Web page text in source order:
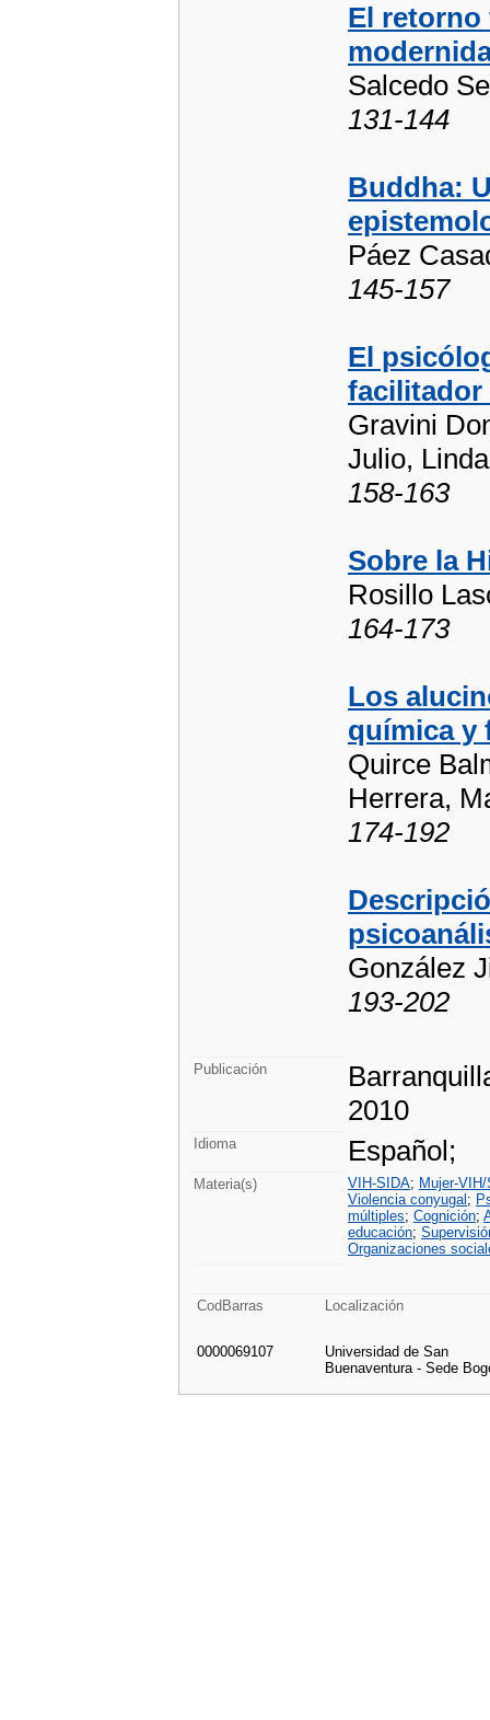
El retorno
Salcedo
131-144
Buddha:
Páez
145-157
El
facilitador
Gravini
Julio, Linda
158-163
Sobre la
Rosillo
164-173
Los
química y
Quirce
Herrera,
174-192
González
193-202
Publicación
2010
Idioma Español;
Materia(s) VIH-SIDA; Mujer-
Violencia conyugal ;
múltiples; Cognición;
educación;
Organizaciones
CodBarras Localización
0000069107
Universidad de San
Buenaventura - Sede